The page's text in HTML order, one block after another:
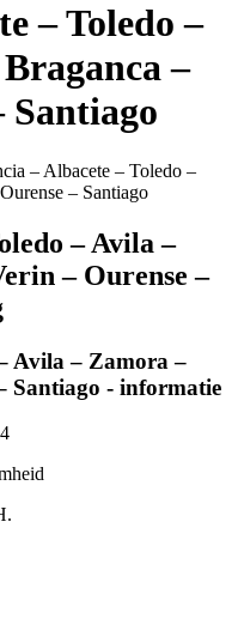
– Toledo –
–
Santiago
– Albacete – Toledo –
– Santiago
– Avila –
– Ourense –
Avila – Zamora –
Santiago - informatie